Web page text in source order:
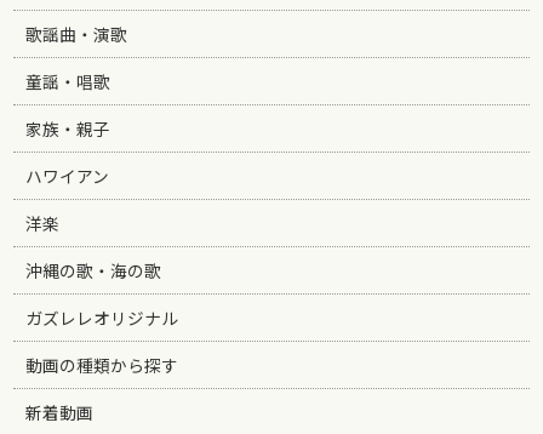
歌謡曲・演歌
童謡・唱歌
家族・親子
ハワイアン
洋楽
沖縄の歌・海の歌
ガズレレオリジナル
動画の種類から探す
新着動画